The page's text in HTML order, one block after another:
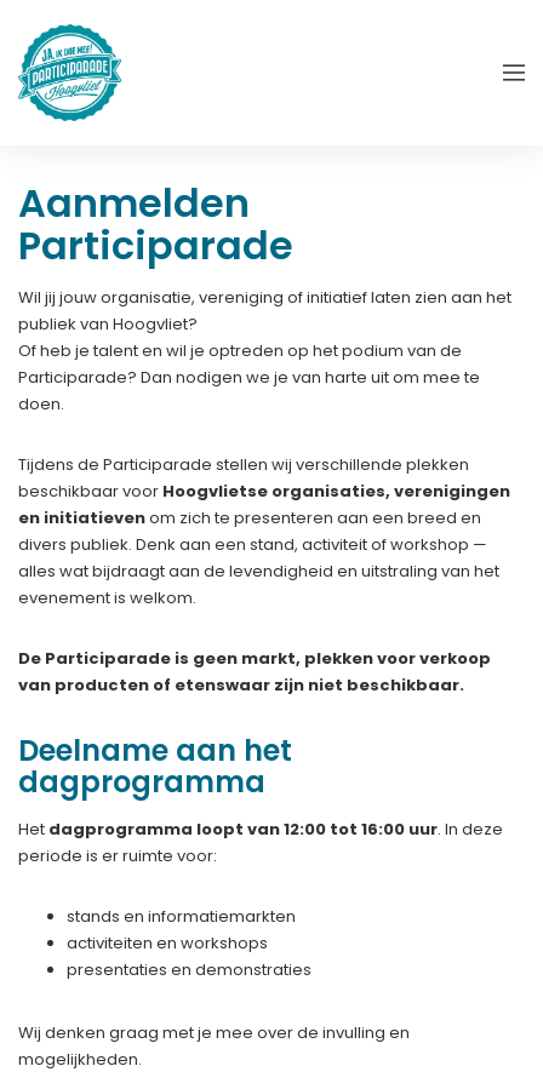
Aanmelden
Participarade
Wil jij jouw organisatie, vereniging of initiatief laten zien aan het
publiek van Hoogvliet?
Of heb je talent en wil je optreden op het podium van de
Participarade? Dan nodigen we je van harte uit om mee te
doen.
Tijdens de Participarade stellen wij verschillende plekken
beschikbaar voor Hoogvlietse organisaties, verenigingen
en initiatievenom zich te presenteren aan een breed en
divers publiek. Denk aan een stand, activiteit of workshop —
alles wat bijdraagt aan de levendigheid en uitstraling van het
evenement is welkom.
De Participarade is geen markt, plekken voor verkoop
van producten of etenswaar zijn niet beschikbaar.
Deelname aan het
dagprogramma
Het dagprogramma loopt van 12:00 tot 16:00 uur. In deze
periode is er ruimte voor:
stands en informatiemarkten
activiteiten en workshops
presentaties en demonstraties
Wij denken graag met je mee over de invulling en
mogelijkheden.